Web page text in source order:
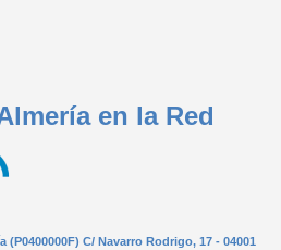
en la Red
C/ Navarro Rodrigo, 17 - 04001